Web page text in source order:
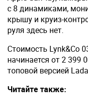
с 8 динамиками,
крышу и круиз-
руля здесь нет.
Стоимость Lynk&Co
начинается от 2 399
топовой версией
Читайте также: